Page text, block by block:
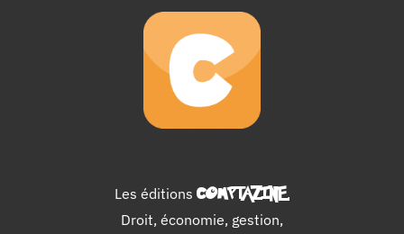
Les éditions COMPTAZINE.
Droit, économie, gestion,